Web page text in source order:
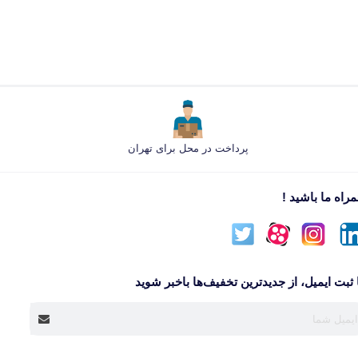
پرداخت در محل برای تهران
ما باشید !
ثبت ایمیل، از جدید‌ترین تخفیف‌ها با‌خبر شوید